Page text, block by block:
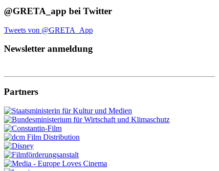
@GRETA_app bei Twitter
Tweets von @GRETA_App
Newsletter anmeldung
Partners